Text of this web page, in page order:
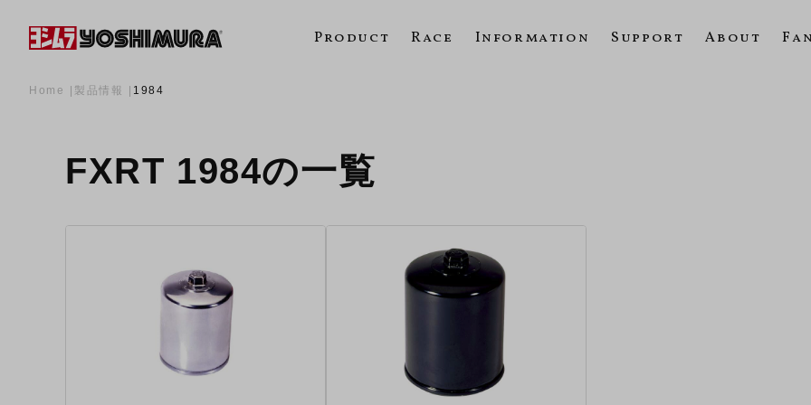
Product Race Information Support About
Home 製品情報 1984
FXRT 1984の一覧